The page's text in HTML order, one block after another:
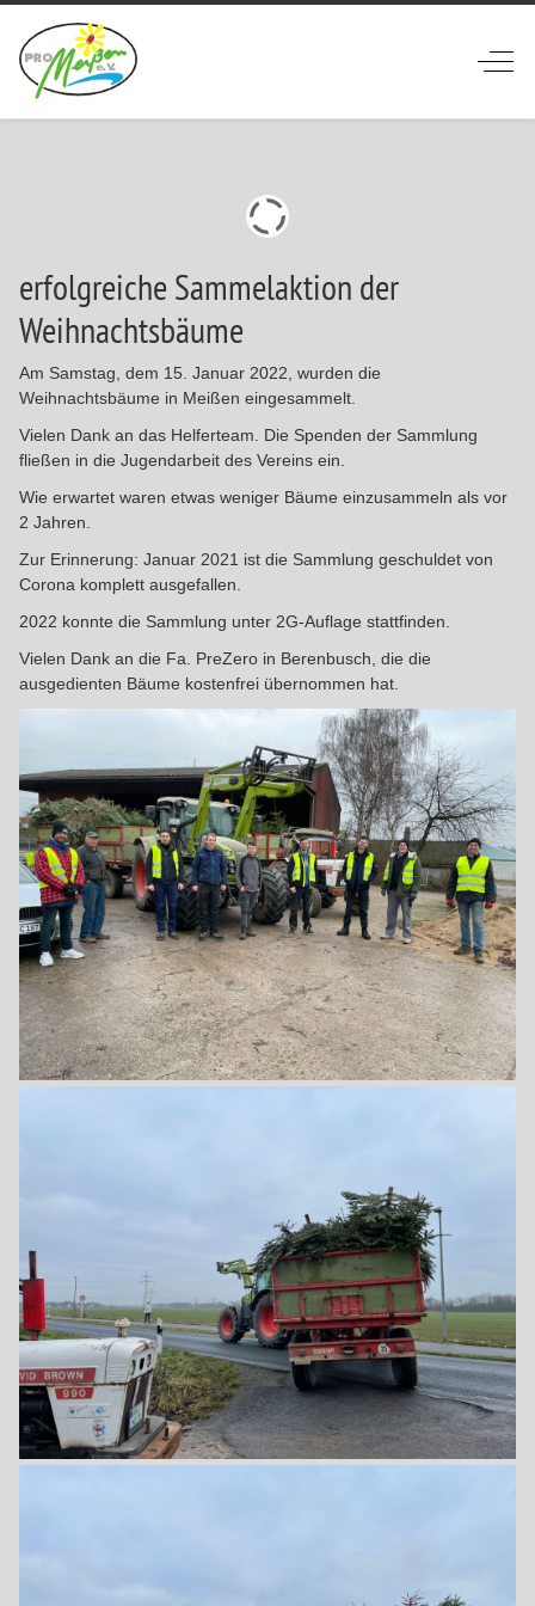
Off-
erfolgreiche Sammelaktion der
Weihnachtsbäume
Am Samstag, dem 15. Januar 2022, wurden die
Weihnachtsbäume in Meißen eingesammelt.
Vielen Dank an das Helferteam. Die Spenden der Sammlung
fließen in die Jugendarbeit des Vereins ein.
Wie erwartet waren etwas weniger Bäume einzusammeln als vor
2 Jahren.
Zur Erinnerung: Januar 2021 ist die Sammlung geschuldet von
Corona komplett ausgefallen.
2022 konnte die Sammlung unter 2G-Auflage stattfinden.
Vielen Dank an die Fa. PreZero in Berenbusch, die die
ausgedienten Bäume kostenfrei übernommen hat.